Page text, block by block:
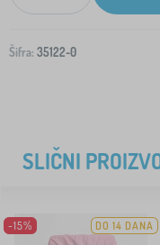
Šifra: 35122-0
SLIČNI
-15% DO 14 DANA